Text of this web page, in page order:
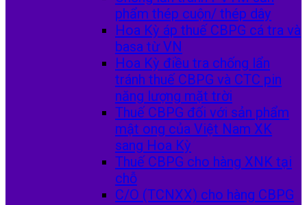
phẩm thép cuộn/ thép dây
Hoa Kỳ áp thuế CBPG cá tra và
basa từ VN
Hoa Kỳ điều tra chống lẩn
tránh thuế CBPG và CTC pin
năng lượng mặt trời
Thuế CBPG đối với sản phẩm
mật ong của Việt Nam XK
sang Hoa Kỳ
Thuế CBPG cho hàng XNK tại
chỗ
C/O (TCNXX) cho hàng CBPG